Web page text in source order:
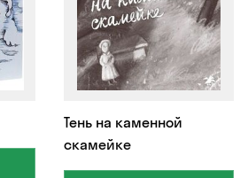
Тень на каменной
скамейке